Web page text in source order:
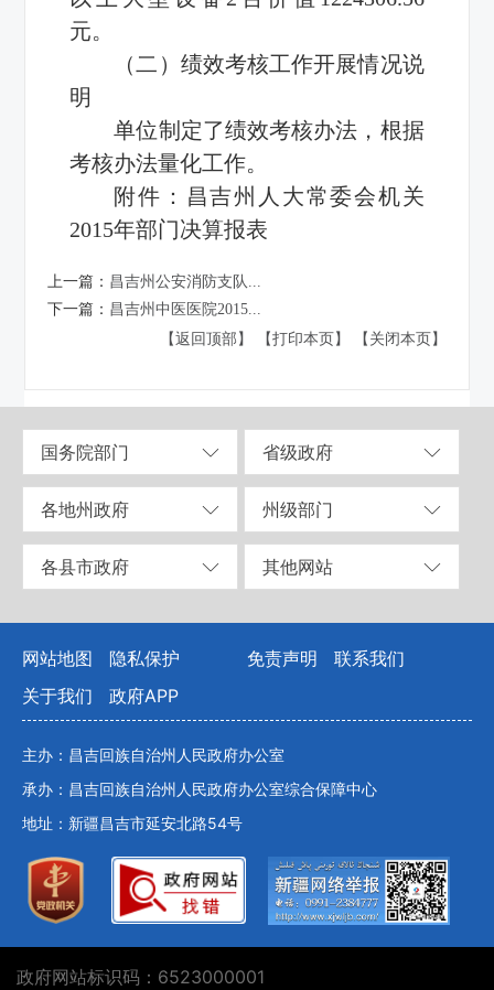
元。
（二）绩效考核工作开展情况说
明
单位制定了绩效考核办法，根据
考核办法量化工作。
附件： 昌吉州人大常委会机关
2015年部门决算报表
上一篇： 昌吉州公安消防支队...
下一篇： 昌吉州中医医院2015...
【返回顶部】
【打印本页】 【关闭本页】
国务院部门 省级政府
各地州政府 州级部门
各县市政府 其他网站
网站地图 隐私保护 免责声明
联系我们
关于我们
政府APP
主办：昌吉回族自治州人民政府办公室
承办：昌吉回族自治州人民政府办公室综合保障中心
地址：新疆昌吉市延安北路54号
政府网站标识码：6523000001